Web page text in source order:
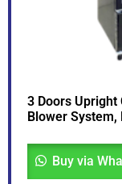
3 Doors Upright
Blower
Buy via